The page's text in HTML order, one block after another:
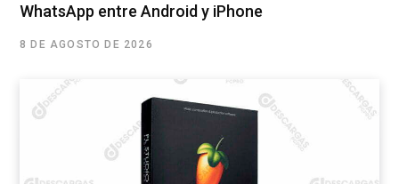
WhatsApp entre Android y iPhone
8 DE AGOSTO DE 2026